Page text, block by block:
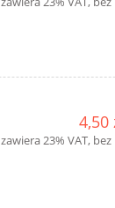
4,50
zawiera 23% VAT,